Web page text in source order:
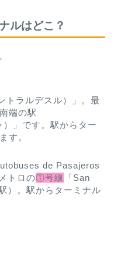
ルはどこ？
トラルデスル）」。最
端の駅
）」です。駅からター
す。
de Pasajeros
トロの①号線
「San
）。駅からターミナル